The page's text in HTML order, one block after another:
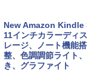
【Amazon.co.jp限定
コン Vivobook 15
チ AMD Ryzen 7 170
12GB Microsoft 365
版) 搭載 Windows 11
￥14,500
New Amazon
11インチカラーディ
レージ、ノート機能
整、色調調節ライト
き、グラファイト